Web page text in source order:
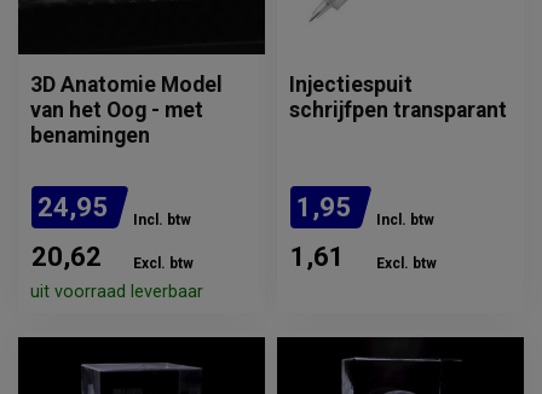
3D Anatomie Model
van het Oog - met
benamingen
24,95 Incl. btw
20,62 Excl. btw
uit voorraad leverbaar
Injectiespuit
schrijfpen transparant
1,95 Incl. btw
1,61 Excl. btw